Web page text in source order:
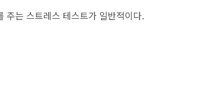
주는 스트레스 테스트가 일반적이다.